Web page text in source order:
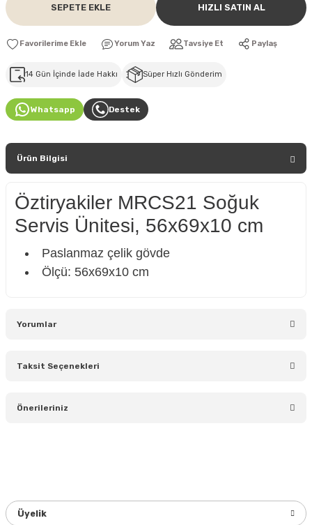
SEPETE EKLE HIZLI SATIN AL
Yorum Yaz Tavsiye Et Paylaş
14 Gün İçinde İade Hakkı Süper Hızlı Gönderim
Whatsapp Destek
Ürün Bilgisi
Öztiryakiler MRCS21 Soğuk
Servis Ünitesi, 56x69x10 cm
Paslanmaz çelik gövde
Ölçü: 56x69x10 cm
Yorumlar
Taksit Seçenekleri
Önerileriniz
Üyelik